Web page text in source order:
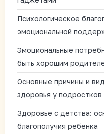
Психологическое
эмоциональной
Эмоциональные
быть хорошим
Основные причины и
здоровья у подростков
Здоровье с детства:
благополучия ребенка